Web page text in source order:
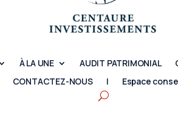
À LA UNE AUDIT PATRIMONIAL
CONTACTEZ-NOUS
| Espace